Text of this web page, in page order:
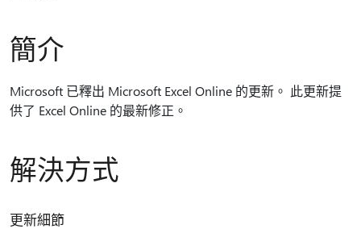
簡介
Microsoft 已釋出 Microsoft Excel Online 的更新。 此更新提
供了 Excel Online 的最新修正。
解決方式
更新細節